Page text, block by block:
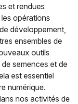
et rendues
opérations
développement,
ensembles de
outils
semences et de
est essentiel
numérique.
nos activités de